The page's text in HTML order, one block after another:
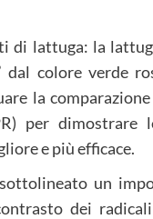
di lattuga: la
dal colore verde
la
per dimostrare
e più efficace.
un
dei